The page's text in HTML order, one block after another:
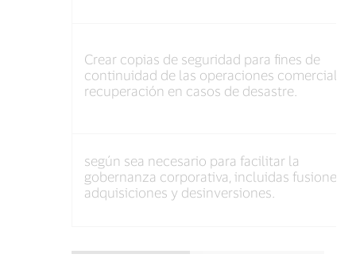
Crear copias de seguridad para fines de
continuidad de las operaciones comerciales
recuperación en casos de desastre.
según sea necesario para facilitar la
gobernanza corporativa, incluidas fusiones,
adquisiciones y desinversiones.